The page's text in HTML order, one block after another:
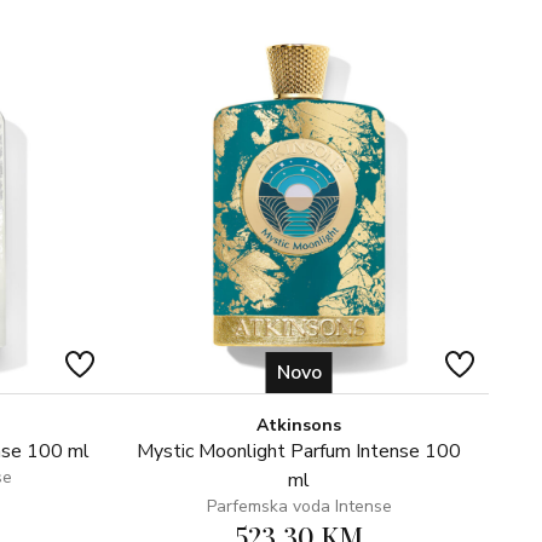
100 ml
Novo
Atkinsons
Mystic Moonlight Parfum Intense 100
ml
Parfemska voda Intense